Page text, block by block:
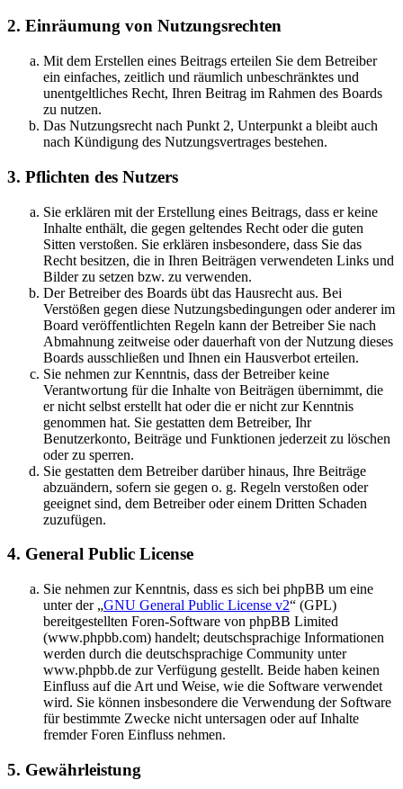
2. Einräumung von Nutzungsrechten
Mit dem Erstellen eines Beitrags erteilen Sie dem Betreiber
ein einfaches, zeitlich und räumlich unbeschränktes und
unentgeltliches Recht, Ihren Beitrag im Rahmen des Boards
zu nutzen.
Das Nutzungsrecht nach Punkt 2, Unterpunkt a bleibt auch
nach Kündigung des Nutzungsvertrages bestehen.
3. Pflichten des Nutzers
Sie erklären mit der Erstellung eines Beitrags, dass er keine
Inhalte enthält, die gegen geltendes Recht oder die guten
Sitten verstoßen. Sie erklären insbesondere, dass Sie das
Recht besitzen, die in Ihren Beiträgen verwendeten Links und
Bilder zu setzen bzw. zu verwenden.
Der Betreiber des Boards übt das Hausrecht aus. Bei
Verstößen gegen diese Nutzungsbedingungen oder anderer im
Board veröffentlichten Regeln kann der Betreiber Sie nach
Abmahnung zeitweise oder dauerhaft von der Nutzung dieses
Boards ausschließen und Ihnen ein Hausverbot erteilen.
Sie nehmen zur Kenntnis, dass der Betreiber keine
Verantwortung für die Inhalte von Beiträgen übernimmt, die
er nicht selbst erstellt hat oder die er nicht zur Kenntnis
genommen hat. Sie gestatten dem Betreiber, Ihr
Benutzerkonto, Beiträge und Funktionen jederzeit zu löschen
oder zu sperren.
Sie gestatten dem Betreiber darüber hinaus, Ihre Beiträge
abzuändern, sofern sie gegen o. g. Regeln verstoßen oder
geeignet sind, dem Betreiber oder einem Dritten Schaden
zuzufügen.
4. General Public License
Sie nehmen zur Kenntnis, dass es sich bei phpBB um eine
unter der „GNU General Public License v2“ (GPL)
bereitgestellten Foren-Software von phpBB Limited
(www.phpbb.com) handelt; deutschsprachige Informationen
werden durch die deutschsprachige Community unter
www.phpbb.de zur Verfügung gestellt. Beide haben keinen
Einfluss auf die Art und Weise, wie die Software verwendet
wird. Sie können insbesondere die Verwendung der Software
für bestimmte Zwecke nicht untersagen oder auf Inhalte
fremder Foren Einfluss nehmen.
5. Gewährleistung